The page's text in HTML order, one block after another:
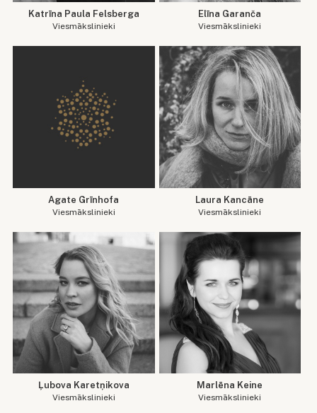
Katrīna Paula Felsberga
Viesmākslinieki
Elīna Garanča
Viesmākslinieki
Agate Grīnhofa
Viesmākslinieki
Laura Kancāne
Viesmākslinieki
Ļubova Karetņikova
Viesmākslinieki
Marlēna Keine
Viesmākslinieki